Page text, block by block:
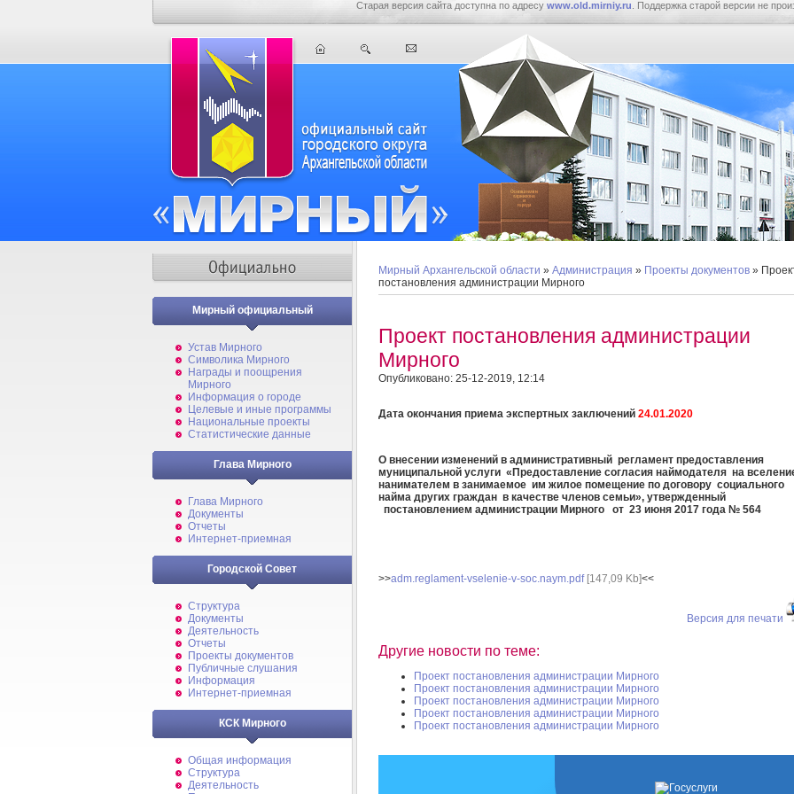
Старая версия сайта доступна по адресу www.old.mirniy.ru . Поддержка старой версии не
Мирный официальный
Устав Мирного
Символика Мирного
Награды и поощрения
Мирного
Информация о городе
Целевые и иные программы
Национальные проекты
Статистические данные
Глава Мирного
Глава Мирного
Документы
Отчеты
Интернет-приемная
Городской Совет
Структура
Документы
Деятельность
Отчеты
Проекты документов
Публичные слушания
Информация
Интернет-приемная
КСК Мирного
Общая информация
Структура
Деятельность
Мирный Архангельской области » Администрация » Проекты документов »
постановления администрации Мирного
Проект постановления администрации
Мирного
Опубликовано: 25-12-2019, 12:14
Дата окончания приема экспертных заключений 24.01.2020
О внесении изменений в административный регламент предоставления
муниципальной услуги «Предоставление согласия наймодателя на
нанимателем в занимаемое им жилое помещение по договору социального
найма других граждан в качестве членов семьи», утвержденный
постановлением администрации Мирного от 23 июня 2017 года № 564
>>adm.reglament-vselenie-v-soc.naym.pdf[147,09 Kb]<<
Версия для печати
Другие новости по теме:
Проект постановления администрации Мирного
Проект постановления администрации Мирного
Проект постановления администрации Мирного
Проект постановления администрации Мирного
Проект постановления администрации Мирного